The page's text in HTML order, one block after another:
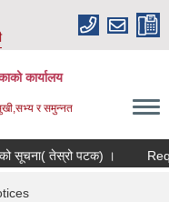
कार्यालय
र समुन्नत
तेस्रो पटक) । Request